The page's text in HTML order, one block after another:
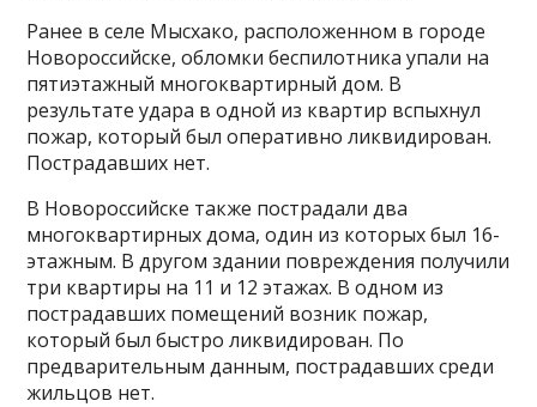
Ранее в селе Мысхако, расположенном в городе
Новороссийске, обломки беспилотника упали на
пятиэтажный многоквартирный дом. В
результате удара в одной из квартир вспыхнул
пожар, который был оперативно ликвидирован.
Пострадавших нет.
В Новороссийске также пострадали два
многоквартирных дома, один из которых был 16-
этажным. В другом здании повреждения получили
три квартиры на 11 и 12 этажах. В одном из
пострадавших помещений возник пожар,
который был быстро ликвидирован. По
предварительным данным, пострадавших среди
жильцов нет.